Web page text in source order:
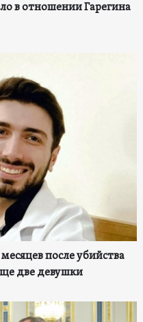
в отношении Гарегина
после убийства
две девушки